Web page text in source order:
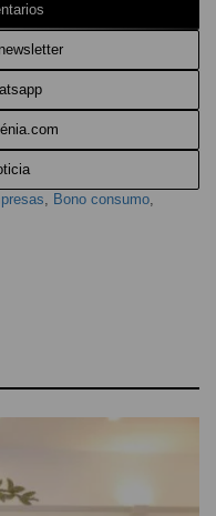
, Bono consumo,